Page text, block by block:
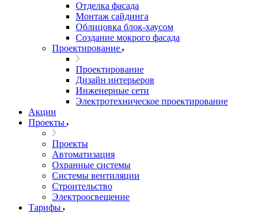
Отделка фасада
Монтаж сайдинга
Облицовка блок-хаусом
Создание мокрого фасада
Проектирование
Проектирование
Дизайн интерьеров
Инженерные сети
Электротехническое проектирование
Акции
Проекты
Проекты
Автоматизация
Охранные системы
Системы вентиляции
Строительство
Электроосвещение
Тарифы